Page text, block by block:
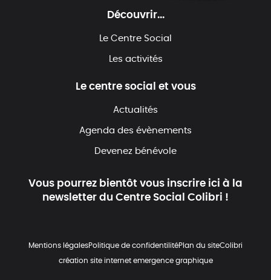
Découvrir...
Le Centre Social
Les activités
Le centre social et vous
Actualités
Agenda des évènements
Devenez bénévole
Vous pourrez bientôt vous inscrire ici à la
newsletter du Centre Social Colibri !
Mentions légalesPolitique de confidentilitéPlan du siteColibri
création site internet emergence graphique